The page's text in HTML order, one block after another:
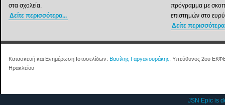
στα σχολεία.
Δείτε περισσότερα...
πρόγραμμα με
επιστημών στο
Δείτε
Κατασκευή και Ενημέρωση Ιστοσελίδων: Βασίλης Γαργανουράκης , Υπεύθυνος 2ου
Ηρακλείου
JSN Epic is